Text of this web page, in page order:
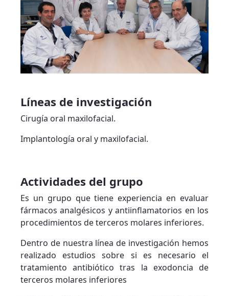
Líneas de investigación
Cirugía oral maxilofacial.
Implantología oral y maxilofacial.
Actividades del grupo
Es un grupo que tiene experiencia en evaluar
fármacos analgésicos y antiinflamatorios en los
procedimientos de terceros molares inferiores.
Dentro de nuestra línea de investigación hemos
realizado estudios sobre si es necesario el
tratamiento antibiótico tras la exodoncia de
terceros molares inferiores